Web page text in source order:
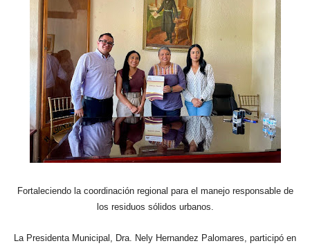
Fortaleciendo la coordinación regional para el manejo responsable de
los residuos sólidos urbanos.
La Presidenta Municipal, Dra. Nely Hernandez Palomares, participó en